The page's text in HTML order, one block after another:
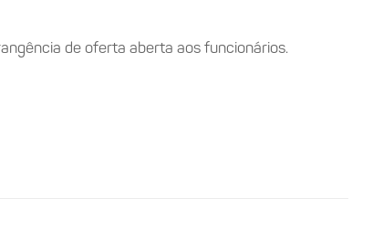
de oferta aberta aos funcionários.